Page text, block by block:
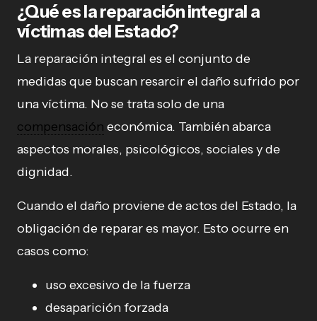
¿Qué es la reparación integral a
víctimas del Estado?
La reparación integral es el conjunto de
medidas que buscan resarcir el daño sufrido por
una víctima. No se trata solo de una
compensación económica. También abarca
aspectos morales, psicológicos, sociales y de
dignidad.
Cuando el daño proviene de actos del Estado, la
obligación de reparar es mayor. Esto ocurre en
casos como:
uso excesivo de la fuerza
desaparición forzada